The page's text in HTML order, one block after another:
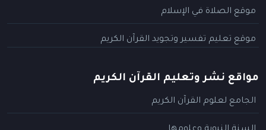
موقع الصلاة في الإسلام
موقع تعليم تفسير وتجويد القرآن الكريم
مواقع نشر وتعليم القرآن الكريم
الجامع لعلوم القرآن الكريم